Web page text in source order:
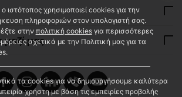
μαζί μας
ιστότοπος χρησιμοποιεί cookies για την
πληροφοριών στον υπολογιστή σας.
στην πολιτική cookiesγια περισσότερες
σχετικά με την Πολιτική μας για τα
τα cookies για να δημιουργήσουμε καλύτερα
χρήστη με βάση τις εμπειρίες προβολής